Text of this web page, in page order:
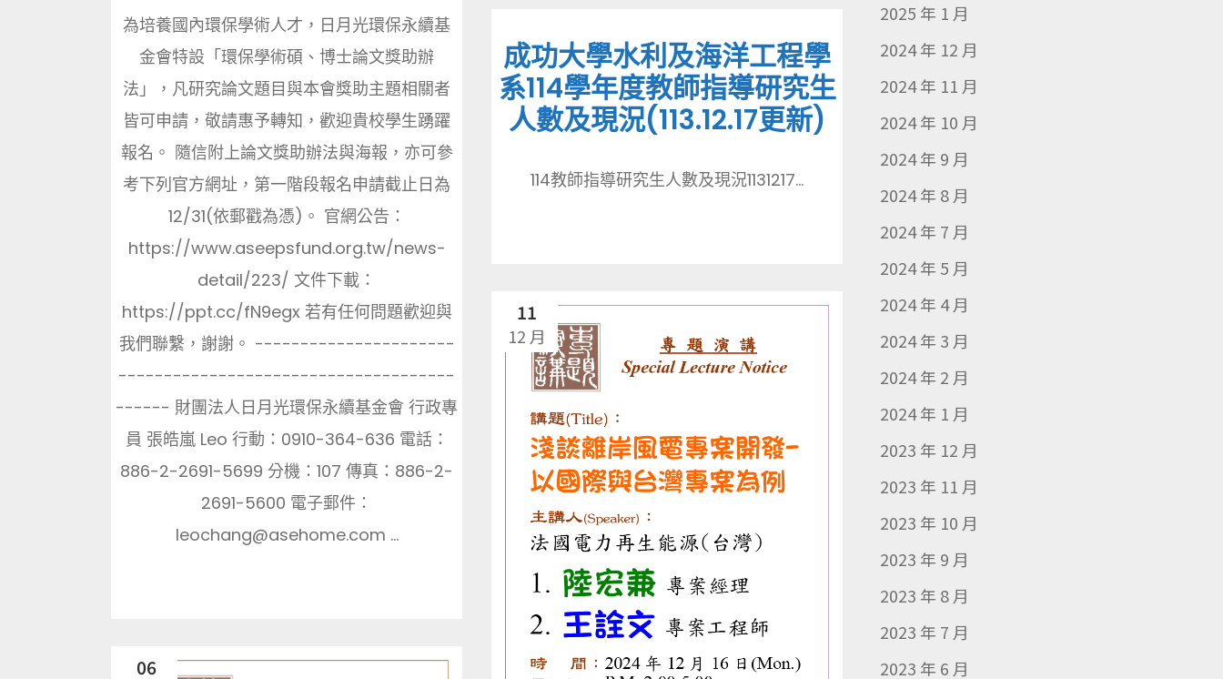
為培養國內環保學術人才，日月光環保永續基
金會特設「環保學術碩、博士論文獎助辦
法」，凡研究論文題目與本會獎助主題相關者
皆可申請，敬請惠予轉知，歡迎貴校學生踴躍
報名。 隨信附上論文獎助辦法與海報，亦可參
考下列官方網址，第一階段報名申請截止日為
12/31(依郵戳為憑)。 官網公告：
https://www.aseepsfund.org.tw/news-
detail/223/ 文件下載：
https://ppt.cc/fN9egx 若有任何問題歡迎與
我們聯繫，謝謝。 ----------------------
-------------------------------------
------ 財團法人日月光環保永續基金會 行政專
員 張皓嵐 Leo 行動：0910-364-636 電話：
886-2-2691-5699 分機：107 傳真：886-2-
2691-5600 電子郵件：
leochang@asehome.com ...
成功大學水利及海洋工程學
系114學年度教師指導研究生
人數及現況(113.12.17更新)
114教師指導研究生人數及現況1131217...
11
12 月
06
2025 年 1 月
2024 年 12 月
2024 年 11 月
2024 年 10 月
2024 年 9 月
2024 年 8 月
2024 年 7 月
2024 年 5 月
2024 年 4 月
2024 年 3 月
2024 年 2 月
2024 年 1 月
2023 年 12 月
2023 年 11 月
2023 年 10 月
2023 年 9 月
2023 年 8 月
2023 年 7 月
2023 年 6 月